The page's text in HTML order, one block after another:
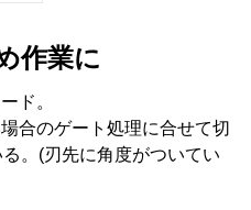
作業に
ド。
合のゲート処理に合せて切
。(刃先に角度がついてい